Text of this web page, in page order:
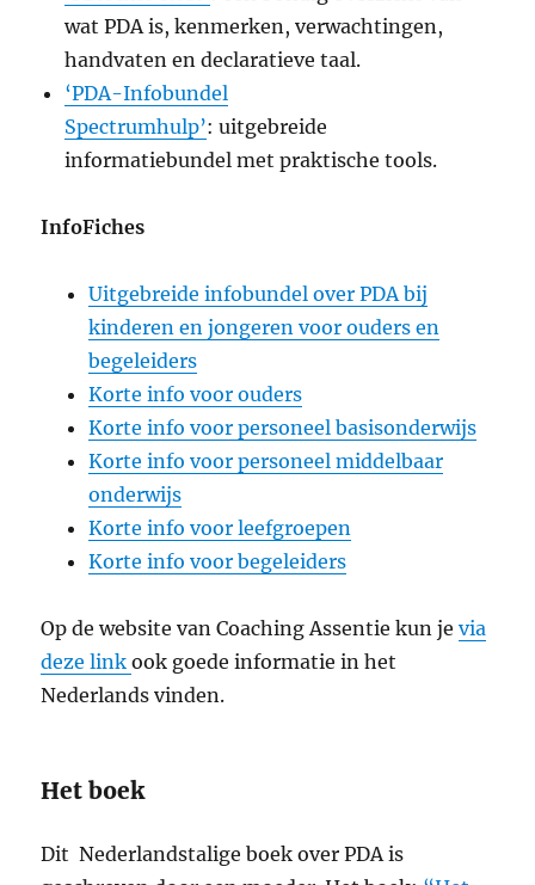
wat PDA is, kenmerken, verwachtingen,
handvaten en declaratieve taal.
‘PDA-Infobundel
Spectrumhulp’: uitgebreide
informatiebundel met praktische tools.
InfoFiches
Uitgebreide infobundel over PDA bij
kinderen en jongeren voor ouders en
begeleiders
Korte info voor ouders
Korte info voor personeel basisonderwijs
Korte info voor personeel middelbaar
onderwijs
Korte info voor leefgroepen
Korte info voor begeleiders
Op de website van Coaching Assentie kun jevia
deze linkook goede informatie in het
Nederlands vinden.
Het boek
Dit Nederlandstalige boek over PDA is